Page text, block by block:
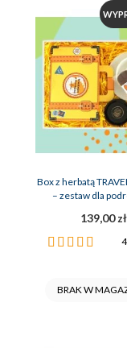
Box z herbatą
– zestaw dla
139,00 zł
Ocena:
BRAK W